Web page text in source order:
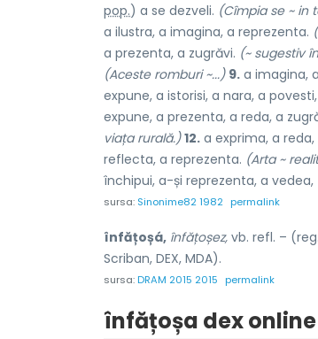
pop.) a se dezveli. (Cîmpia se ~ in
a ilustra, a imagina, a reprezenta.
a prezenta, a zugrăvi. (~ sugestiv
(Aceste romburi ~...) 9. a imagina,
expune, a istorisi, a nara, a
expune, a prezenta, a reda, a
viața rurală.) 12. a exprima, a
reflecta, a reprezenta. (Arta ~
închipui, a-și reprezenta, a vedea,
sursa: Sinonime82 1982 permalink
înfățoșá, înfățoșez, vb. refl. –
Scriban, DEX, MDA).
sursa:DRAM 2015 2015 permalink
înfățoșa dex